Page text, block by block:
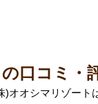
口コミ・
)オオシマリゾート